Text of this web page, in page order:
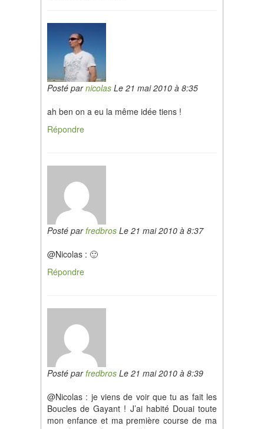
Posté parnicolas Le 21 mai 2010 à 8:35
ah ben on a eu la même idée tiens !
Répondre
Posté parfredbros Le 21 mai 2010 à 8:37
@Nicolas : 🙂
Répondre
Posté parfredbros Le 21 mai 2010 à 8:39
@Nicolas : je viens de voir que tu as fait les
Boucles de Gayant ! J’ai habité Douai toute
mon enfance et ma première course de ma